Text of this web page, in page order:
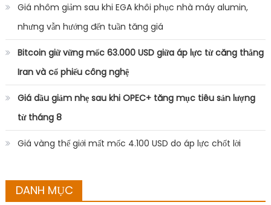
Giá nhôm giảm sau khi EGA khôi phục nhà máy alumin,
nhưng vẫn hướng đến tuần tăng giá
Bitcoin giữ vững mốc 63.000 USD giữa áp lực từ căng thẳng
Iran và cổ phiếu công nghệ
Giá dầu giảm nhẹ sau khi OPEC+ tăng mục tiêu sản lượng
từ tháng 8
Giá vàng thế giới mất mốc 4.100 USD do áp lực chốt lời
DANH MỤC